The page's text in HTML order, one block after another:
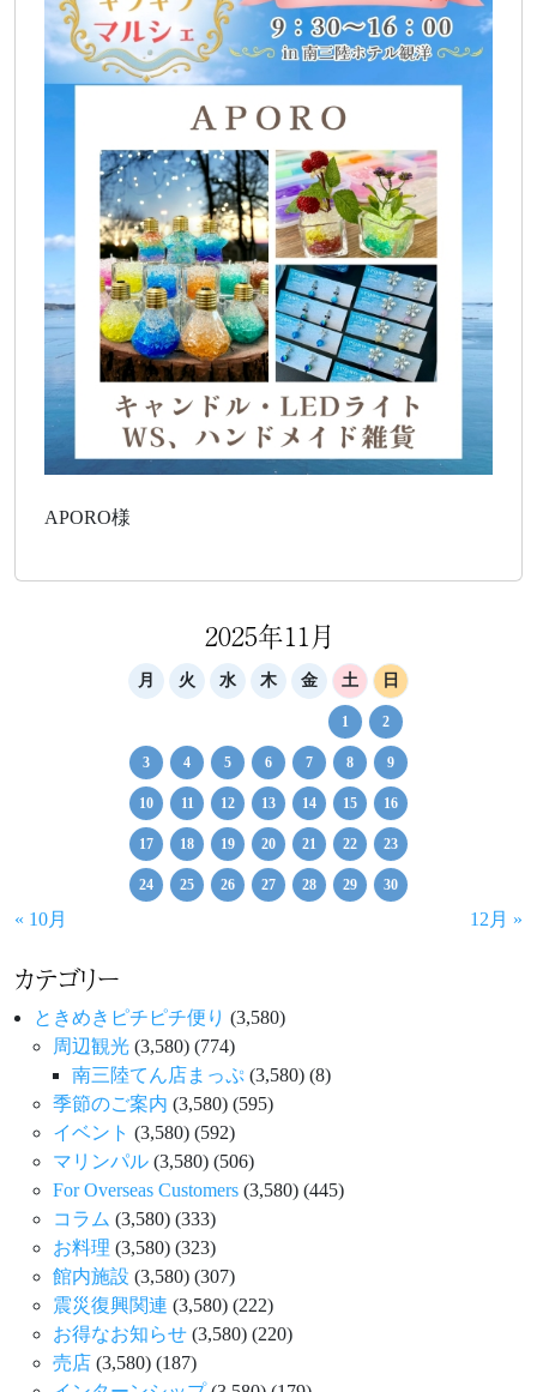
APORO様
2025年11月
月 火 水 木 金 土 日
1 2
3 4 5 6 7 8 9
10 11 12 13 14 15 16
17 18 19 20 21 22 23
24 25 26 27 28 29 30
« 10月 12月 »
カテゴリー
ときめきピチピチ便り (3,580)
周辺観光 (3,580) (774)
南三陸てん店まっぷ (3,580) (8)
季節のご案内 (3,580) (595)
イベント (3,580) (592)
マリンパル (3,580) (506)
For Overseas Customers (3,580) (445)
コラム (3,580) (333)
お料理 (3,580) (323)
館内施設 (3,580) (307)
震災復興関連 (3,580) (222)
お得なお知らせ (3,580) (220)
売店 (3,580) (187)